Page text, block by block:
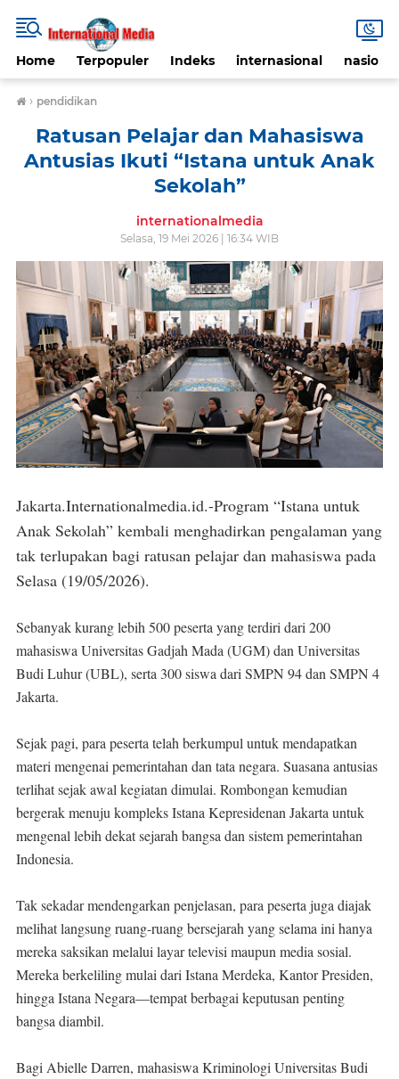
Home Terpopuler Indeks internasional nasional
› pendidikan
Ratusan Pelajar dan Mahasiswa
Antusias Ikuti “Istana untuk Anak
Sekolah”
internationalmedia
Selasa, 19 Mei 2026 | 16:34 WIB
Jakarta.Internationalmedia.id.-Program “Istana untuk
Anak Sekolah” kembali menghadirkan pengalaman yang
tak terlupakan bagi ratusan pelajar dan mahasiswa pada
Selasa (19/05/2026).
Sebanyak kurang lebih 500 peserta yang terdiri dari 200
mahasiswa Universitas Gadjah Mada (UGM) dan Universitas
Budi Luhur (UBL), serta 300 siswa dari SMPN 94 dan SMPN 4
Jakarta.
Sejak pagi, para peserta telah berkumpul untuk mendapatkan
materi mengenai pemerintahan dan tata negara. Suasana antusias
terlihat sejak awal kegiatan dimulai. Rombongan kemudian
bergerak menuju kompleks Istana Kepresidenan Jakarta untuk
mengenal lebih dekat sejarah bangsa dan sistem pemerintahan
Indonesia.
Tak sekadar mendengarkan penjelasan, para peserta juga diajak
melihat langsung ruang-ruang bersejarah yang selama ini hanya
mereka saksikan melalui layar televisi maupun media sosial.
Mereka berkeliling mulai dari Istana Merdeka, Kantor Presiden,
hingga Istana Negara—tempat berbagai keputusan penting
bangsa diambil.
Bagi Abielle Darren, mahasiswa Kriminologi Universitas Budi